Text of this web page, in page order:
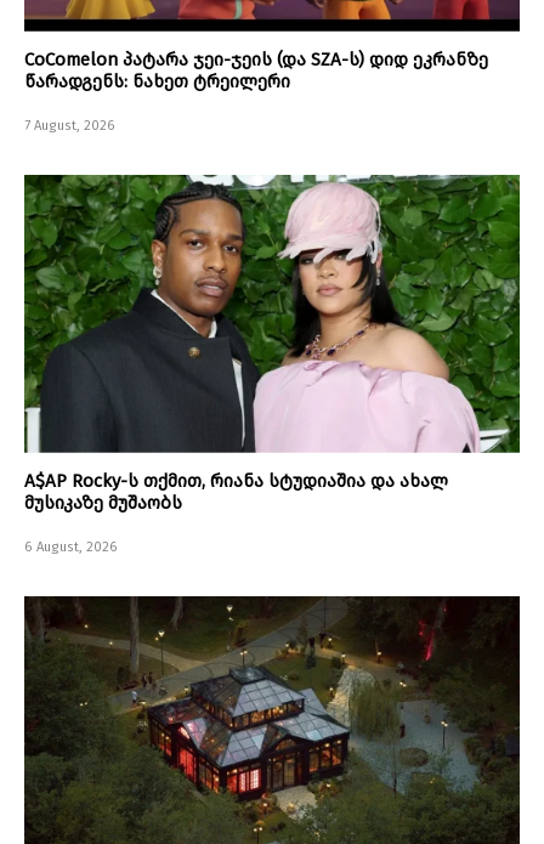
CoComelon პატარა ჯეი-ჯეის (და SZA-ს) დიდ ეკრანზე
წარადგენს: ნახეთ ტრეილერი
7 August, 2026
A$AP Rocky-ს თქმით, რიანა სტუდიაშია და ახალ
მუსიკაზე მუშაობს
6 August, 2026